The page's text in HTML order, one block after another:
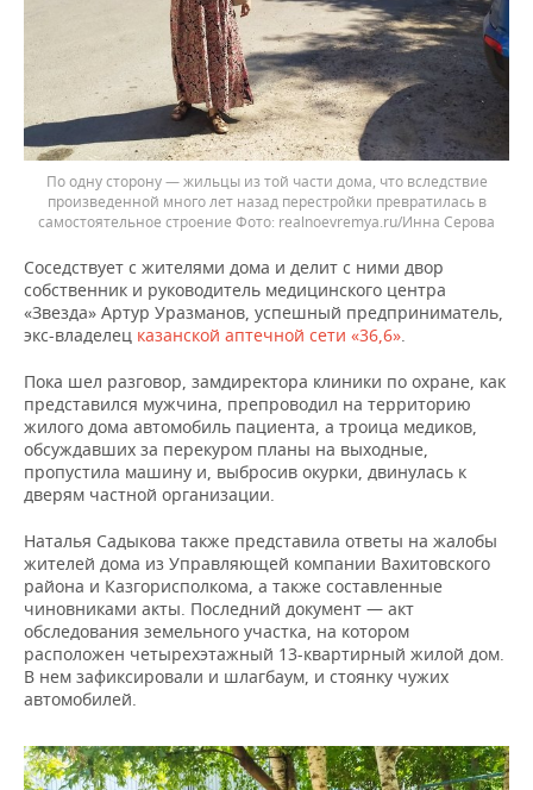
По одну сторону — жильцы из той части дома, что вследствие
произведенной много лет назад перестройки превратилась в
самостоятельное строение
realnoevremya.ru/Инна Серова
Соседствует с жителями дома и делит с ними двор
собственник и руководитель медицинского центра
«Звезда» Артур Уразманов, успешный предприниматель,
экс-владелец казанской аптечной сети «36,6».
Пока шел разговор, замдиректора клиники по охране, как
представился мужчина, препроводил на территорию
жилого дома автомобиль пациента, а троица медиков,
обсуждавших за перекуром планы на выходные,
пропустила машину и, выбросив окурки, двинулась к
дверям частной организации.
Наталья Садыкова также представила ответы на жалобы
жителей дома из Управляющей компании Вахитовского
района и Казгорисполкома, а также составленные
чиновниками акты. Последний документ — акт
обследования земельного участка, на котором
расположен четырехэтажный 13-квартирный жилой дом.
В нем зафиксировали и шлагбаум, и стоянку чужих
автомобилей.